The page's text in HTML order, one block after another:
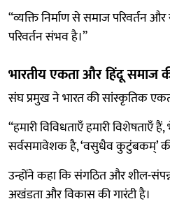
“व्यक्ति निर्माण से समाज परिवर्तन
परिवर्तन संभव है।”
भारतीय एकता और हिंदू समाज
संघ प्रमुख ने भारत की सांस्कृतिक एकता
“हमारी विविधताएँ हमारी विशेषताएँ
सर्वसमावेशक है, ‘वसुधैव कुटुंबकम्’ की
उन्होंने कहा कि संगठित और शील-
अखंडता और विकास की गारंटी है।